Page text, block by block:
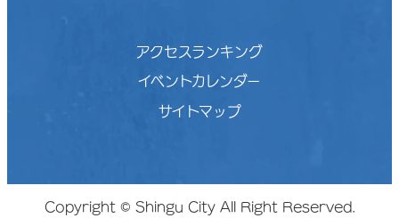
アクセスランキング
イベントカレンダー
サイトマップ
Copyright © Shingu City All Right Reserved.